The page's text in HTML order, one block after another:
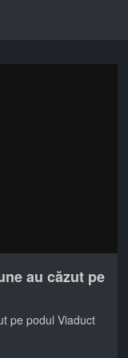
au căzut pe
pe podul Viaduct